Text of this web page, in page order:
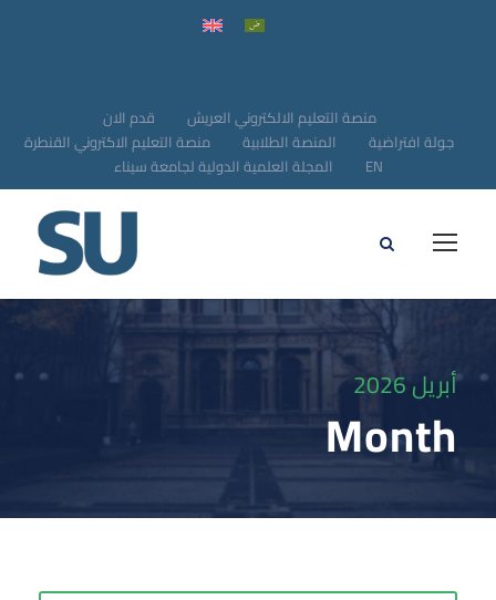
قدم الان
منصة التعليم الالكتروني العريش
منصة التعليم الاكتروني القنطرة
المنصة الطلابية
جولة افتراضية
المجلة العلمية الدولية لجامعة سيناء
EN
أبريل 2026
Month